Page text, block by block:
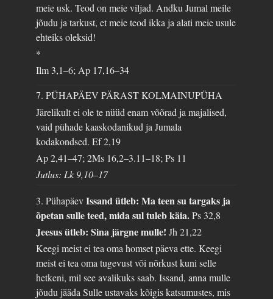
meie usk. Teod on meie viljad. Andku Jumal meile
jõudu ja tarkust, et meie teod ikka ja alati meie usule
ehteiks oleksid!
*
Ilm 3,1–6; Ap 17,16–34
7. PÜHAPÄEV PÄRAST KOLMAINUPÜHA
Järelikult ei ole te nüüd enam võõrad ja majalised,
vaid pühade kaaskodanikud ja Jumala
kodakondsed.Ef 2,19
Ap 2,41–47; 2Ms 16,2–3.11–18; Ps 11
Jutlus: Lk 9,10–17
3. PühapäevIssand ütleb: Ma teen su targaks ja
õpetan sulle teed, mida sul tuleb käia.Ps 32,8
Jeesus ütleb: Sina järgne mulle!Jh 21,22
Keegi meist ei tea oma homset päeva ette. Keegi
meist ei tea oma tugevust või nõrkust kuni selle
hetkeni, mil see avalikuks saab. Issand, anna mulle
jõudu jääda Sulle ustavaks kõigis katsumustes, mis